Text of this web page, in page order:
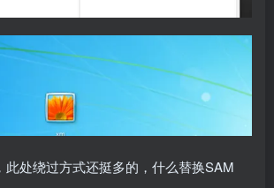
此处绕过方式还挺多的，什么替换SAM